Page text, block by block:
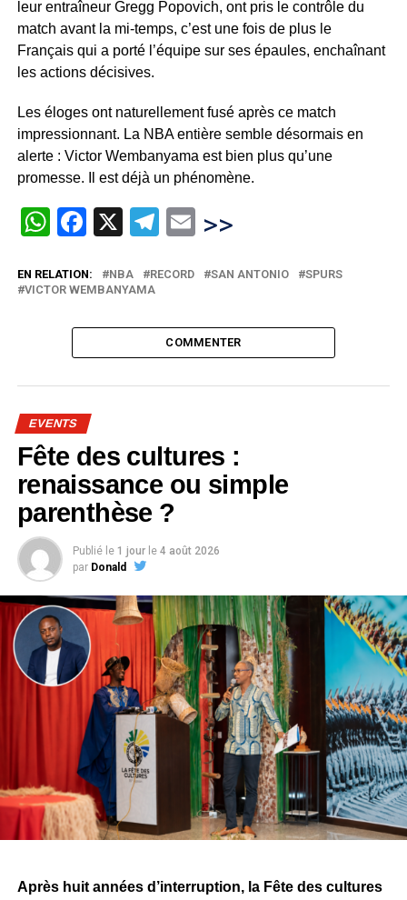
leur entraîneur Gregg Popovich, ont pris le contrôle du
match avant la mi-temps, c’est une fois de plus le
Français qui a porté l’équipe sur ses épaules, enchaînant
les actions décisives.
Les éloges ont naturellement fusé après ce match
impressionnant. La NBA entière semble désormais en
alerte : Victor Wembanyama est bien plus qu’une
promesse. Il est déjà un phénomène.
WhatsApp
Facebook
X Telegram
Email
>>
EN RELATION: NBA RECORD SAN ANTONIO
SPURS
VICTOR WEMBANYAMA
COMMENTER
EVENTS
Fête des cultures :
renaissance ou simple
parenthèse ?
Publié le 1 jour le 4 août 2026
par Donald
Après huit années d’interruption, la Fête des cultures